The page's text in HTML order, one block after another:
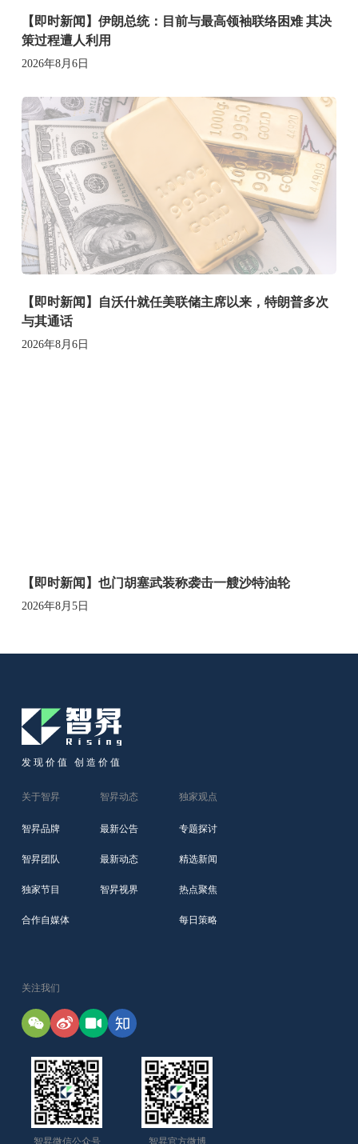
【即时新闻】伊朗总统：目前与最高领袖联络困难 其决
策过程遭人利用
2026年8月6日
【即时新闻】自沃什就任美联储主席以来，特朗普多次
与其通话
2026年8月6日
【即时新闻】也门胡塞武装称袭击一艘沙特油轮
2026年8月5日
发现价值 创造价值
关于智昇
智昇品牌
智昇团队
独家节目
合作自媒体
智昇动态
最新公告
最新动态
智昇视界
独家观点
专题探讨
精选新闻
热点聚焦
每日策略
关注我们